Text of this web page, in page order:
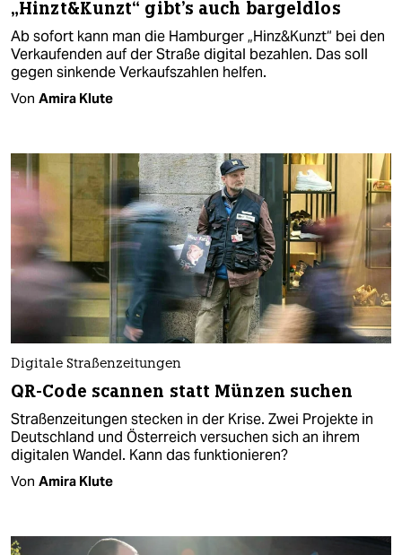
„Hinzt&Kunzt“ gibt's auch bargeldlos
Ab sofort kann man die Hamburger „Hinz&Kunzt“ bei den
Verkaufenden auf der Straße digital bezahlen. Das soll
gegen sinkende Verkaufszahlen helfen.
Von Amira Klute
Digitale Straßenzeitungen
QR-Code scannen statt Münzen suchen
Straßenzeitungen stecken in der Krise. Zwei Projekte in
Deutschland und Österreich versuchen sich an ihrem
digitalen Wandel. Kann das funktionieren?
Von Amira Klute